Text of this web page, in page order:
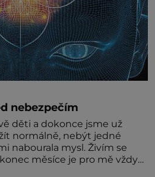
nebezpečím
děti a dokonce jsme už
normálně, nebýt jedné
nabourala mysl. Živím se
měsíce je pro mě vždy